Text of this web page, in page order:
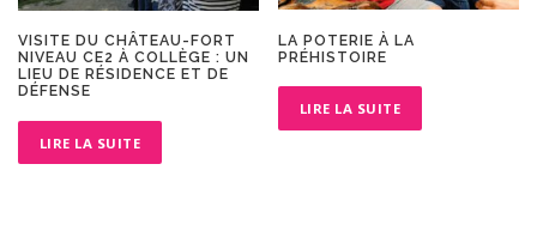
VISITE DU CHÂTEAU-FORT
NIVEAU CE2 À COLLÈGE : UN
LIEU DE RÉSIDENCE ET DE
DÉFENSE
LIRE LA SUITE
LA POTERIE À LA
PRÉHISTOIRE
LIRE LA SUITE